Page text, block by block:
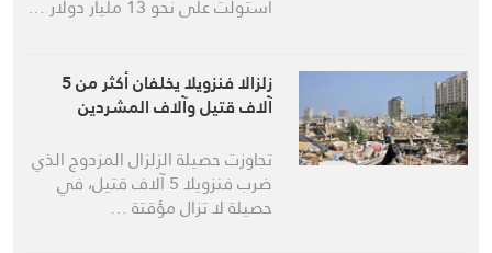
استولت على نحو 13 مليار دولار …
زلزالا فنزويلا يخلفان أكثر من 5
آلاف قتيل وآلاف المشردين
تجاوزت حصيلة الزلزال المزدوج الذي
ضرب فنزويلا 5 آلاف قتيل، في
حصيلة لا تزال مؤقتة …